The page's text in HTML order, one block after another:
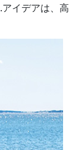
イデアは、